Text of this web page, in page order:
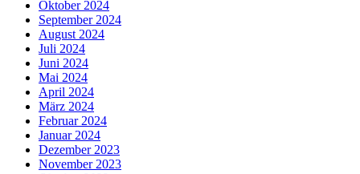
Oktober 2024
September 2024
August 2024
Juli 2024
Juni 2024
Mai 2024
April 2024
März 2024
Februar 2024
Januar 2024
Dezember 2023
November 2023